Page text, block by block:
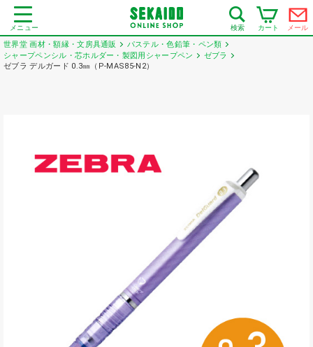
メニュー 検索 カート メール
世界堂 画材・額縁・文房具通販
パステル・色鉛筆・ペン類
シャープペンシル・芯ホルダー・製図用シャープペン
ゼブラ
ゼブラ デルガード 0.3㎜（P-MAS85-N2）